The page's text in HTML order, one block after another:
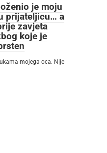
je moju
prijateljicu… a
zavjeta
koje je
mojega oca. Nije